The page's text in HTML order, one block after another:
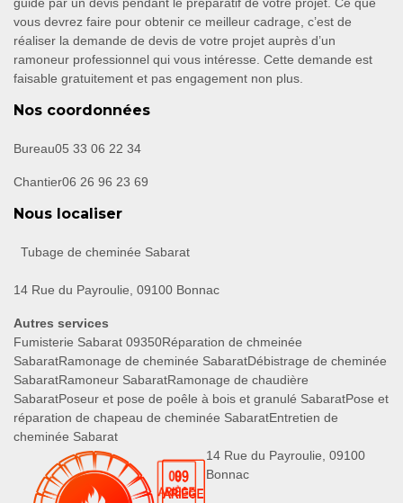
guidé par un devis pendant le préparatif de votre projet. Ce que
vous devrez faire pour obtenir ce meilleur cadrage, c’est de
réaliser la demande de devis de votre projet auprès d’un
ramoneur professionnel qui vous intéresse. Cette demande est
faisable gratuitement et pas engagement non plus.
Nos coordonnées
Bureau05 33 06 22 34
Chantier06 26 96 23 69
Nous localiser
Tubage de cheminée Sabarat
14 Rue du Payroulie, 09100 Bonnac
Autres services
Fumisterie Sabarat 09350Réparation de chmeinée
SabaratRamonage de cheminée SabaratDébistrage de cheminée
SabaratRamoneur SabaratRamonage de chaudière
SabaratPoseur et pose de poêle à bois et granulé SabaratPose et
réparation de chapeau de cheminée SabaratEntretien de
cheminée Sabarat
14 Rue du Payroulie, 09100
Bonnac